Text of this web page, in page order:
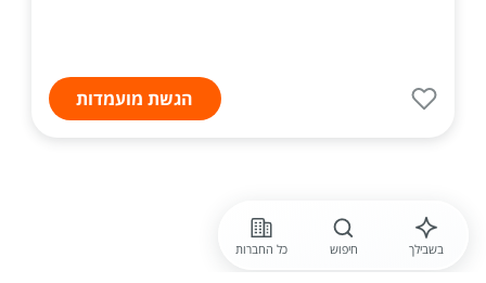
הגשת מועמדות
בשבילך חיפוש כל החברות